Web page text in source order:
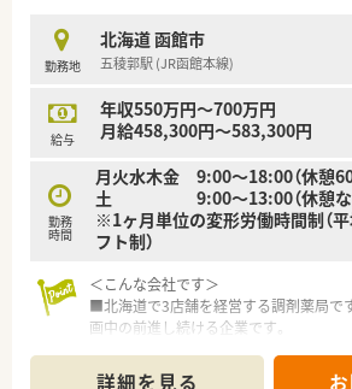
援します。
【想定されるモデル年収】
トとなり、経験を積むことで最大600万
です。
安定した給与体系の中で長期的なライフ
す。
■北海道などの特定地域では地域手当が
め、地域貢献をしながら高い給与水準を
【こんな取り組みをしています】
■全体の2割以上の店舗で健康サポート
り、大手チェーンの中でもトップクラ
っています。
勤務地
北海道 函館市
五稜郭駅 (JR函館本線)
給与
年収550万円～700万円
月給458,300円～583,300円
勤務
時間
月火水木金 9:00～18:00（休憩60
土 9:00～13:00（休憩な
※1ヶ月単位の変形労働時間制（
フト制）
＜こんな会社です＞
■北海道で3店舗を経営する調剤薬局で
画中の前進し続ける企業です。
■年齢問わず考えて行動を起こすチャレ
詳細を見る